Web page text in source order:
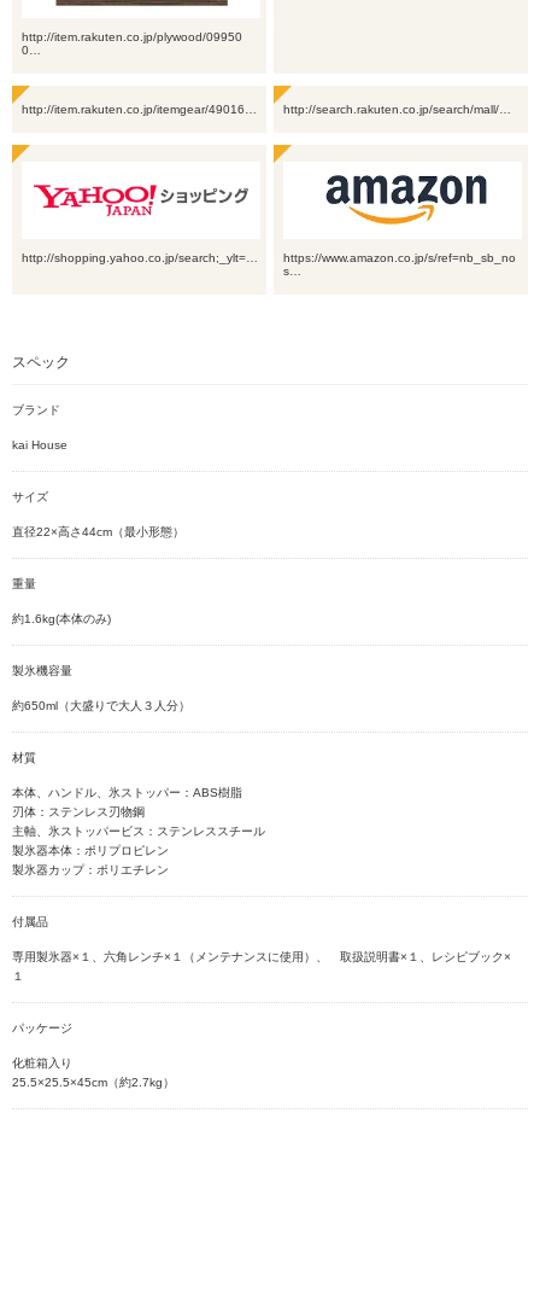
http://item.rakuten.co.jp/plywood/09950
0…
http://item.rakuten.co.jp/itemgear/49016… http://search.rakuten.co.jp/search/mall/…
http://shopping.yahoo.co.jp/search;_ylt=…
https://www.amazon.co.jp/s/ref=nb_sb_no
s…
スペック
ブランド
kai House
サイズ
直径22×高さ44cm（最小形態）
重量
約1.6kg(本体のみ)
製氷機容量
約650ml（大盛りで大人３人分）
材質
本体、ハンドル、氷ストッパー：ABS樹脂
刃体：ステンレス刃物鋼
主軸、氷ストッパービス：ステンレススチール
製氷器本体：ポリプロピレン
製氷器カップ：ポリエチレン
付属品
専用製氷器×１、六角レンチ×１（メンテナンスに使用）、 取扱説明書×１、レシピブック×
１
パッケージ
化粧箱入り
25.5×25.5×45cm（約2.7kg）